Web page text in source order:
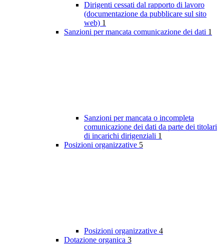
Dirigenti cessati dal rapporto di lavoro
(documentazione da pubblicare sul sito
web) 1
Sanzioni per mancata comunicazione dei dati 1
Sanzioni per mancata o incompleta
comunicazione dei dati da parte dei titolari
di incarichi dirigenziali 1
Posizioni organizzative 5
Posizioni organizzative 4
Dotazione organica 3